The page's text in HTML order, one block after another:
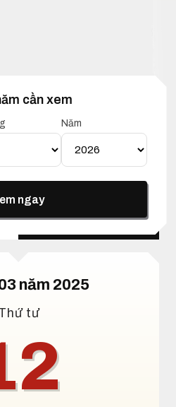
cần xem
Năm
ngay
tháng 3 năm 2025
12 Tháng 03
2025
Lịch âm
năm 2025
tư